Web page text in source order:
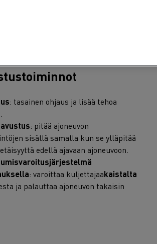
: tasainen ohjaus ja lisää tehoa
: pitää ajoneuvon
sisällä samalla kun se ylläpitää
edellä ajavaan ajoneuvoon.
: varoittaa kuljettajaakaistalta
ja palauttaa ajoneuvon takaisin